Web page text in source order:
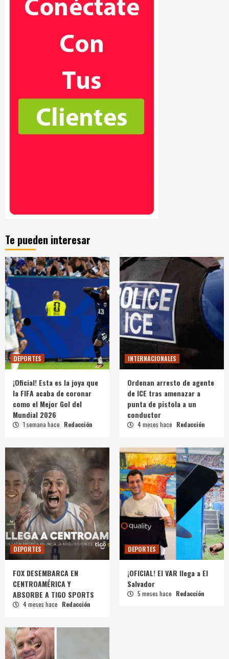
Te pueden interesar
DEPORTES
¡Oficial! Esta es la joya que
la FIFA acaba de coronar
como el Mejor Gol del
Mundial 2026
1 semana hace Redacción
INTERNACIONALES
Ordenan arresto de agente
de ICE tras amenazar a
punta de pistola a un
conductor
4 meses hace Redacción
DEPORTES
FOX DESEMBARCA EN
CENTROAMÉRICA Y
ABSORBE A TIGO SPORTS
4 meses hace Redacción
DEPORTES
¡OFICIAL! El VAR llega a El
Salvador
5 meses hace Redacción